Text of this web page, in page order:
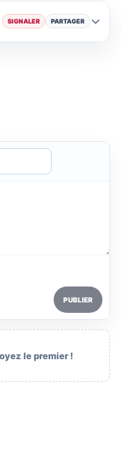
SIGNALER PARTAGER
PUBLIER
le premier !